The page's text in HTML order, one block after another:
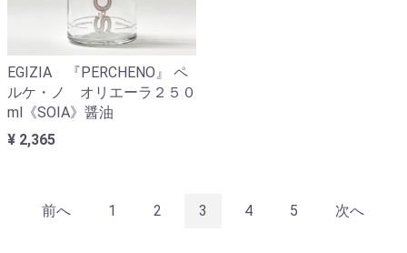
EGIZIA 『PERCHENO』 ペ
ルケ・ノ オリエーラ２５０
ml《SOIA》醤油
¥ 2,365
前へ 1 2 3 4 5 次へ